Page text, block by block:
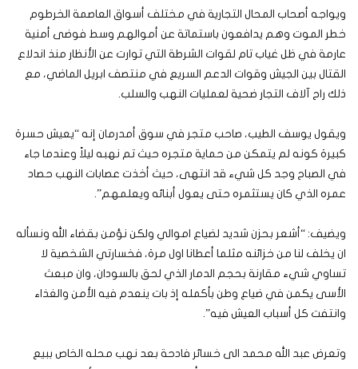
ويواجه أصحاب المحال التجارية في مختلف أسواق العاصمة الخرطوم
خطر الموت وهم يدافعون باستماتة عن أموالهم وسط فوضى أمنية
عارمة في ظل غياب تام لقوات الشرطة التي توارت عن الأنظار منذ اندلاع
القتال بين الجيش وقوات الدعم السريع في منتصف ابريل الماضي، مع
ذلك راح آلاف التجار ضحية لعمليات النهب والسلب.
ويقول يوسف الطيب، صاحب متجر في سوق أمدرمان إنه “يعيش حسرة
كبيرة كونه لم يتمكن من حماية متجره حيث تم نهبه ليلاً وعندما جاء
في الصباح وجد كل شيء قد انتهى، حيث أخذت عصابات النهب حصاد
عمره الذي كان يستثمره حتى يعول أبنائه ويعلمهم”.
ويضيف: “أشعر بحزن شديد لضياع اموالي ولكن نؤمن بقضاء الله ونسأله
ان يخلف لنا من خزائنه مثلما أعطانا اول مرة، فخسارتي الشخصية لا
تساوي شيء مقارنة بحجم الدمار الذي لحق بالسودان، وان مبعث
الأسى يكمن في ضياع وطن بأكمله إذ بات ينعدم فيه الأمن والغذاء
وانتفت كل أسباب العيش فيه”.
وتعرض عبد الله محمد الى خسائر فادحة بعد نهب محله الخاص ببيع